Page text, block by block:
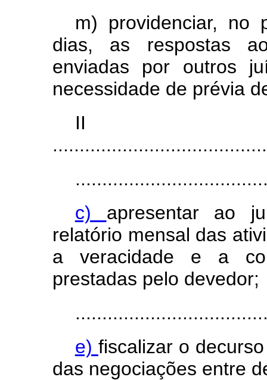
m) providenciar, no
dias, as respostas
enviadas por outros
necessidade de prévia
c) apresentar ao
relatório mensal das
a veracidade e a
prestadas pelo devedor;
e) fiscalizar o
das negociações entre